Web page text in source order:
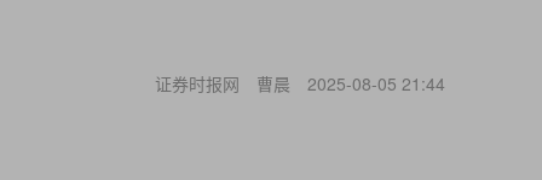
证券时报网 曹晨 2025-08-05 21:44